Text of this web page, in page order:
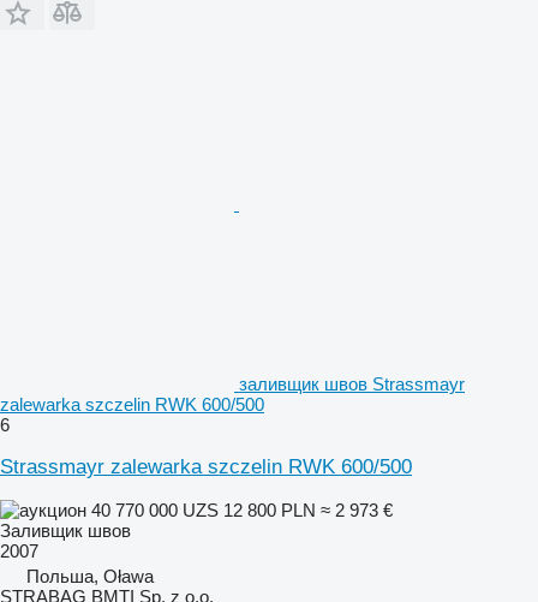
заливщик швов Strassmayr
zalewarka szczelin RWK 600/500
6
Strassmayr zalewarka szczelin RWK 600/500
40 770 000 UZS 12 800 PLN ≈ 2 973 €
Заливщик швов
2007
Польша, Oława
STRABAG BMTI Sp. z o.o.